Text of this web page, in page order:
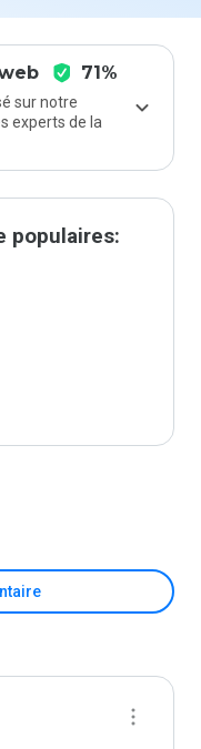
71%
sur notre
experts de la
populaires: